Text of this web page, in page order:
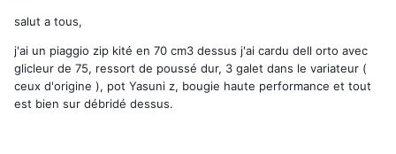
salut a tous,
j'ai un piaggio zip kité en 70 cm3 dessus j'ai cardu dell orto avec
glicleur de 75, ressort de poussé dur, 3 galet dans le variateur (
ceux d'origine ), pot Yasuni z, bougie haute performance et tout
est bien sur débridé dessus.